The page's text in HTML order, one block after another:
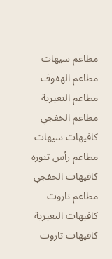
مطاعم سيهات
مطاعم الهفوف
مطاعم النعيرية
مطاعم الخفجي
كافيهات سيهات
مطاعم رأس تنوره
كافيهات الخفجي
مطاعم تاروت
كافيهات النعيرية
كافيهات تاروت